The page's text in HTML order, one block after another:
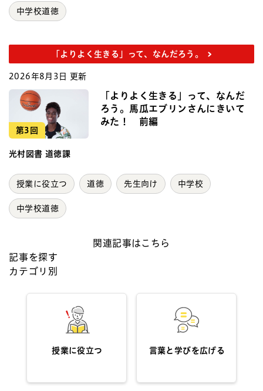
中学校道徳
「よりよく生きる」って、なんだろう。
2026年8月3日 更新
第3回
「よりよく生きる」って、なんだ
ろう。馬瓜エブリンさんにきいて
みた！ 前編
光村図書 道徳課
授業に役立つ 道徳 先生向け 中学校
中学校道徳
関連記事はこちら
記事を探す
カテゴリ別
授業に役立つ 言葉と学びを広げる